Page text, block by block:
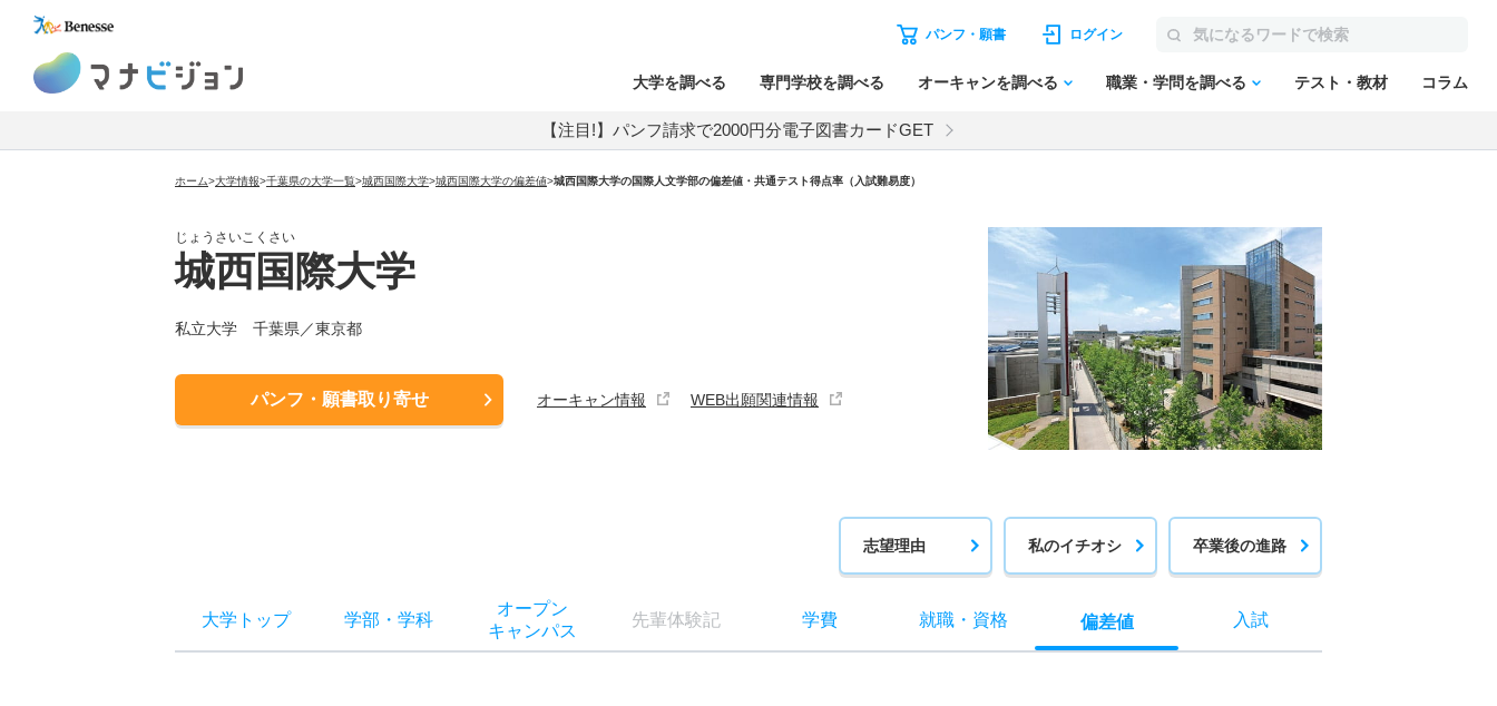
パンフ・願書 ログイン
大学を調べる 専門学校を調べる オーキャンを調べる 職業・学問を調べる テスト・教材 コラム
【注目!】パンフ請求で2000円分電子図書カードGET
ホーム>大学情報>千葉県の大学一覧>城西国際大学>城西国際大学の偏差値>城西国際大学の国際人文学部の偏差値・共通テスト得点率（入試難易度）
じょうさいこくさい
城西国際大学
私立大学 千葉県／東京都
パンフ・願書取り寄せ オーキャン情報 WEB出願関連情報
志望理由 私のイチオシ 卒業後の進路
大学トップ 学部 ・ 学科
オープン
キャンパス
先輩体験記 学費 就職・ 資格 偏差値 入試